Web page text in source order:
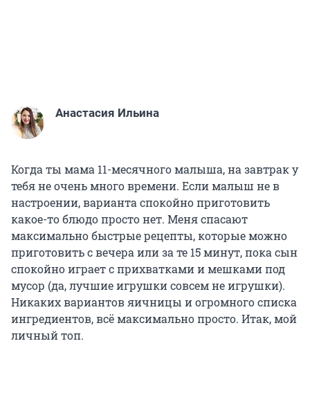
Анастасия Ильина
Когда ты мама 11-месячного малыша, на завтрак у
тебя не очень много времени. Если малыш не в
настроении, варианта спокойно приготовить
какое-то блюдо просто нет. Меня спасают
максимально быстрые рецепты, которые можно
приготовить с вечера или за те 15 минут, пока сын
спокойно играет с прихватками и мешками под
мусор (да, лучшие игрушки совсем не игрушки).
Никаких вариантов яичницы и огромного списка
ингредиентов, всё максимально просто. Итак, мой
личный топ.